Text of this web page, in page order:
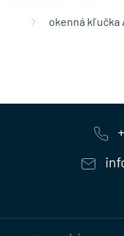
okenná kľučka